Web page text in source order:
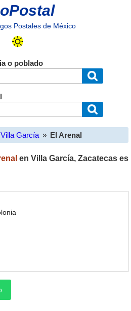
Postales de México
o poblado
Villa García » El Arenal
en Villa García, Zacatecas es